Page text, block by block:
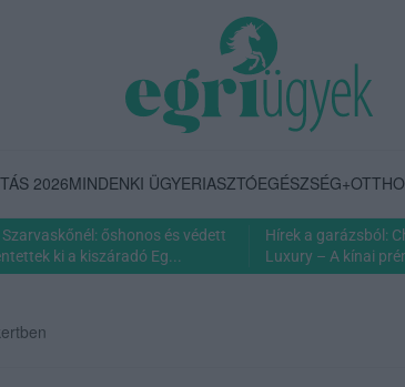
2026MINDENKI ÜGYERIASZTÓEGÉSZSÉG+
őshonos és védett
ki a kiszáradó Eg...
Hírek a garázsból:
Luxury – A kínai